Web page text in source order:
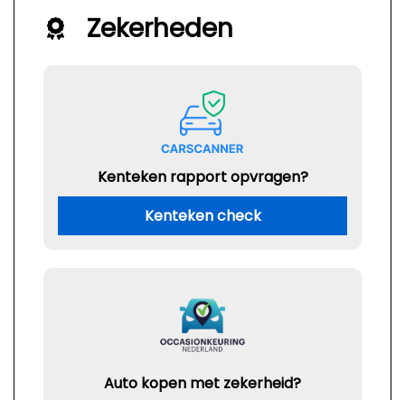
Zekerheden
Kenteken rapport opvragen?
Kenteken check
Auto kopen met zekerheid?